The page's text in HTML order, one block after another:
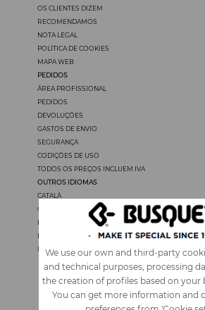
We use our own and third-party
and technical purposes; processing
the creation of profiles based on your
You can get more information and
OS CLIENTES DIZEM
RECOMENDAMOS
NOTA LEGAL
POLÍTICA DE COOKIES
MAPA WEB
PEDIDOS
ÁREA PROFISSIONAL
PEDIDOS
DEVOLUÇÖES
GASTOS DE ENVIO
SEGURANÇA
CODIÇÖES DE USO
TODOS OS PREÇOS INCLUEM IVA
OUTROS IDIOMAS
CATALÀ
CASTELLANO
ENGLISH
FRANÇAIS
ITALIANO